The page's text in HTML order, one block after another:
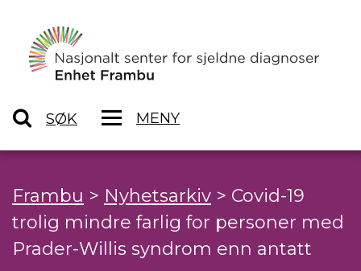
SØK MENY
Frambu > Nyhetsarkiv > Covid-19
trolig mindre farlig for personer med
Prader-Willis syndrom enn antatt